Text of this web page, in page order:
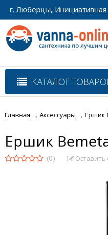
г. Люберцы, Инициативная
КАТАЛОГ
Главная → Аксессуары → Ершик
Ершик
(0) Оставить